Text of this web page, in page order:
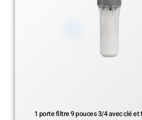
1 porte filtre 9 pouces 3/4 avec clé